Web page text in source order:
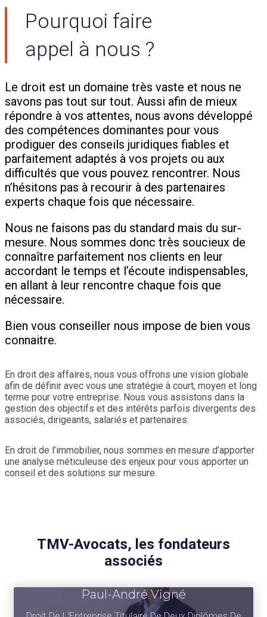
Pourquoi faire
appel à nous ?
Le droit est un domaine très vaste et nous ne
savons pas tout sur tout. Aussi afin de mieux
répondre à vos attentes, nous avons développé
des compétences dominantes pour vous
prodiguer des conseils juridiques fiables et
parfaitement adaptés à vos projets ou aux
difficultés que vous pouvez rencontrer. Nous
n’hésitons pas à recourir à des partenaires
experts chaque fois que nécessaire.
Nous ne faisons pas du standard mais du sur-
mesure. Nous sommes donc très soucieux de
connaître parfaitement nos clients en leur
accordant le temps et l’écoute indispensables,
en allant à leur rencontre chaque fois que
nécessaire.
Bien vous conseiller nous impose de bien vous
connaitre.
En droit des affaires, nous vous offrons une vision globale
afin de définir avec vous une stratégie à court, moyen et long
terme pour votre entreprise. Nous vous assistons dans la
gestion des objectifs et des intérêts parfois divergents des
associés, dirigeants, salariés et partenaires.
En droit de l’immobilier, nous sommes en mesure d’apporter
une analyse méticuleuse des enjeux pour vous apporter un
conseil et des solutions sur mesure.
TMV-Avocats, les fondateurs
associés
Paul-André Vigné